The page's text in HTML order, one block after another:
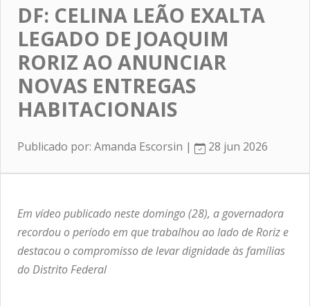
DF: CELINA LEÃO EXALTA
LEGADO DE JOAQUIM
RORIZ AO ANUNCIAR
NOVAS ENTREGAS
HABITACIONAIS
Publicado por: Amanda Escorsin | 28 jun 2026
Em vídeo publicado neste domingo (28), a governadora
recordou o período em que trabalhou ao lado de Roriz e
destacou o compromisso de levar dignidade às famílias
do Distrito Federal